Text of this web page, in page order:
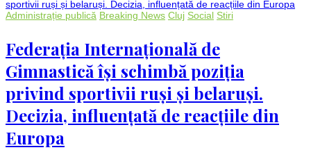
au
fost
avertizați
riscului
căderii
unor
obiecte
din
spațiul
aerian
Administrație publică Breaking News Cluj Social Stiri
Federația Internațională de
Gimnastică își schimbă poziția
privind sportivii ruși și belaruși.
Decizia, influențată de reacțiile din
Europa